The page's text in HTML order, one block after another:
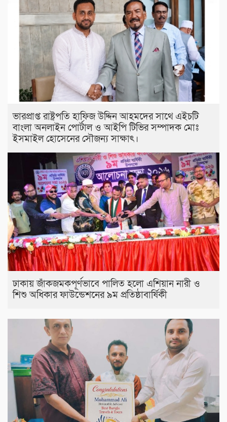
ভারপ্রাপ্ত রাষ্ট্রপতি হাফিজ উদ্দিন আহমদের সাথে এইচটি
বাংলা অনলাইন পোর্টাল ও আইপি টিভির সম্পাদক মোঃ
ইসমাইল হোসেনের সৌজন্য সাক্ষাৎ।
ঢাকায় জাঁকজমকপূর্ণভাবে পালিত হলো এশিয়ান নারী ও
শিশু অধিকার ফাউন্ডেশনের ৯ম প্রতিষ্ঠাবার্ষিকী